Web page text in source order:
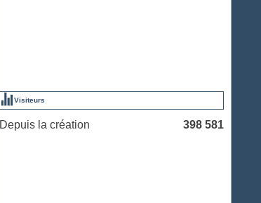
Visiteurs
Depuis la création 398 581